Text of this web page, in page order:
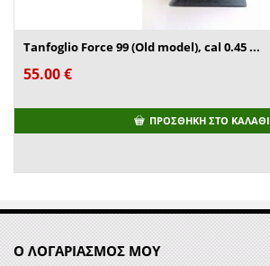
Tanfoglio Force 99 (Old model), cal 0.45 ...
55.00€
ΠΡΟΣΘΉΚΗ ΣΤΟ ΚΑΛΆΘΙ
Ο ΛΟΓΑΡΙΑΣΜΟΣ ΜΟΥ